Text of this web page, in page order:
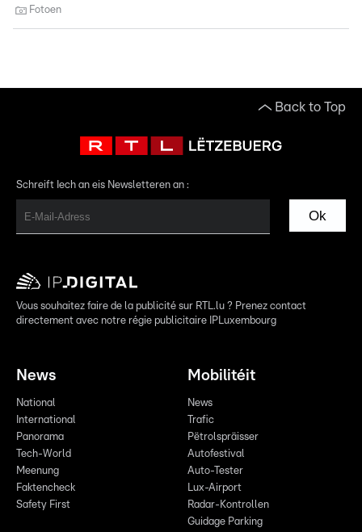
Fotoen
Back to Top
Schreift Iech an eis Newsletteren an :
Ok
Vous souhaitez faire de la publicité sur RTL.lu ? Prenez contact
directement avec notre régie publicitaire IPLuxembourg
News
National
International
Panorama
Tech-World
Meenung
Faktencheck
Safety First
Mobilitéit
News
Trafic
Pëtrolspräisser
Autofestival
Auto-Tester
Lux-Airport
Radar-Kontrollen
Guidage Parking